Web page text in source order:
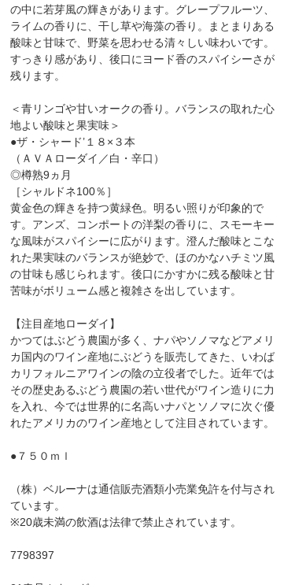
の中に若芽風の輝きがあります。グレープフルーツ、
ライムの香りに、干し草や海藻の香り。まとまりある
酸味と甘味で、野菜を思わせる清々しい味わいです。
すっきり感があり、後口にヨード香のスパイシーさが
残ります。
＜青リンゴや甘いオークの香り。バランスの取れた心
地よい酸味と果実味＞
●ザ・シャード’１８×３本
（ＡＶＡローダイ／白・辛口）
◎樽熟9ヵ月
［シャルドネ100％］
黄金色の輝きを持つ黄緑色。明るい照りが印象的で
す。アンズ、コンポートの洋梨の香りに、スモーキー
な風味がスパイシーに広がります。澄んだ酸味とこな
れた果実味のバランスが絶妙で、ほのかなハチミツ風
の甘味も感じられます。後口にかすかに残る酸味と甘
苦味がボリューム感と複雑さを出しています。
【注目産地ローダイ】
かつてはぶどう農園が多く、ナパやソノマなどアメリ
カ国内のワイン産地にぶどうを販売してきた、いわば
カリフォルニアワインの陰の立役者でした。近年では
その歴史あるぶどう農園の若い世代がワイン造りに力
を入れ、今では世界的に名高いナパとソノマに次ぐ優
れたアメリカのワイン産地として注目されています。
●７５０ｍｌ
（株）ベルーナは通信販売酒類小売業免許を付与され
ています。
※20歳未満の飲酒は法律で禁止されています。
7798397